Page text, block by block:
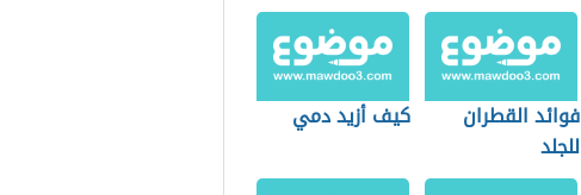
فوائد القطران
للجلد
كيف أزيد دمي